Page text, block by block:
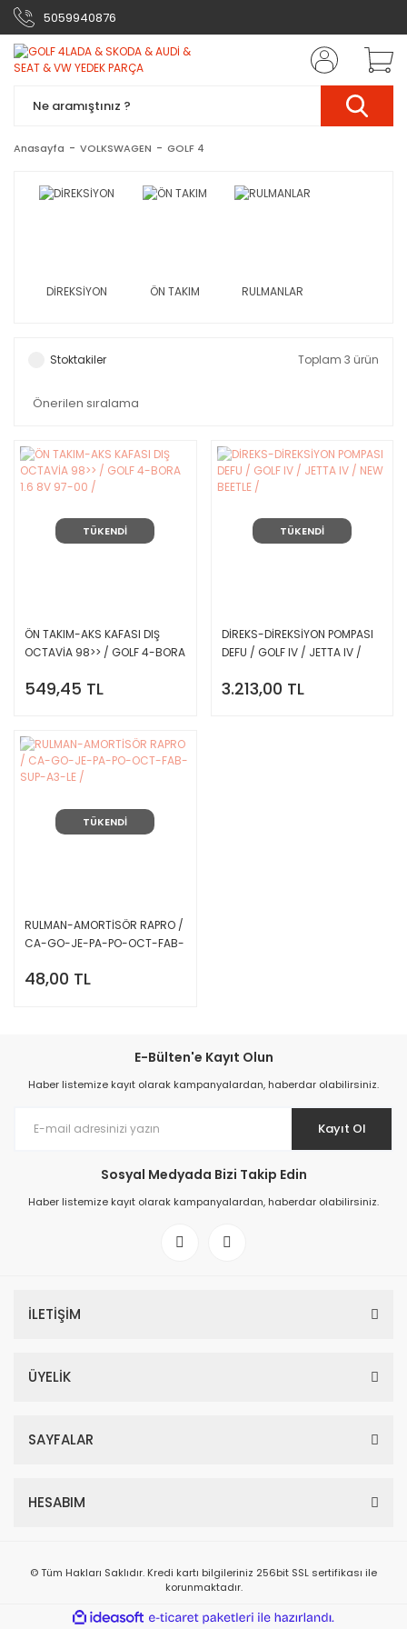
5059940876
Anasayfa VOLKSWAGEN GOLF 4
DİREKSİYON ÖN TAKIM RULMANLAR
Stoktakiler Toplam 3 ürün
TÜKENDİ
ÖN TAKIM-AKS KAFASI DIŞ
OCTAVİA 98>> / GOLF 4-BORA
549,45 TL
TÜKENDİ
DİREKS-DİREKSİYON POMPASI
DEFU / GOLF IV / JETTA IV /
3.213,00 TL
TÜKENDİ
RULMAN-AMORTİSÖR RAPRO /
CA-GO-JE-PA-PO-OCT-FAB-
48,00 TL
E-Bülten'e Kayıt Olun
Haber listemize kayıt olarak kampanyalardan, haberdar olabilirsiniz.
Kayıt Ol
Sosyal Medyada Bizi Takip Edin
Haber listemize kayıt olarak kampanyalardan, haberdar olabilirsiniz.
İLETİŞİM
ÜYELİK
SAYFALAR
HESABIM
© Tüm Hakları Saklıdır. Kredi kartı bilgileriniz 256bit SSL sertifikası ile
korunmaktadır.
ideasoft
e-